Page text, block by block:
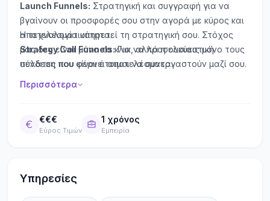
Launch Funnels: Στρατηγική και συγγραφή για να
βγαίνουν οι προσφορές σου στην αγορά με κύρος και
αποτελεσματικότητα.
Strategy Call Funnels:Για να προσελκύεις μόνο τους
πελάτες που είναι έτοιμοι να συνεργαστούν μαζί σου.
Shadow και Waiting List Funnels, σχεδιασμένα με
Η τεχνολογία υπηρετεί τη στρατηγική σου. Στόχος
μας δεν είναι μόνο τα κλικ, αλλά η ουσιαστική
σύνδεση που φέρνει αποτελέσματα.
Περισσότερα
€€€
Εύρος Τιμών
1 χρόνος
Εμπειρία
Υπηρεσίες